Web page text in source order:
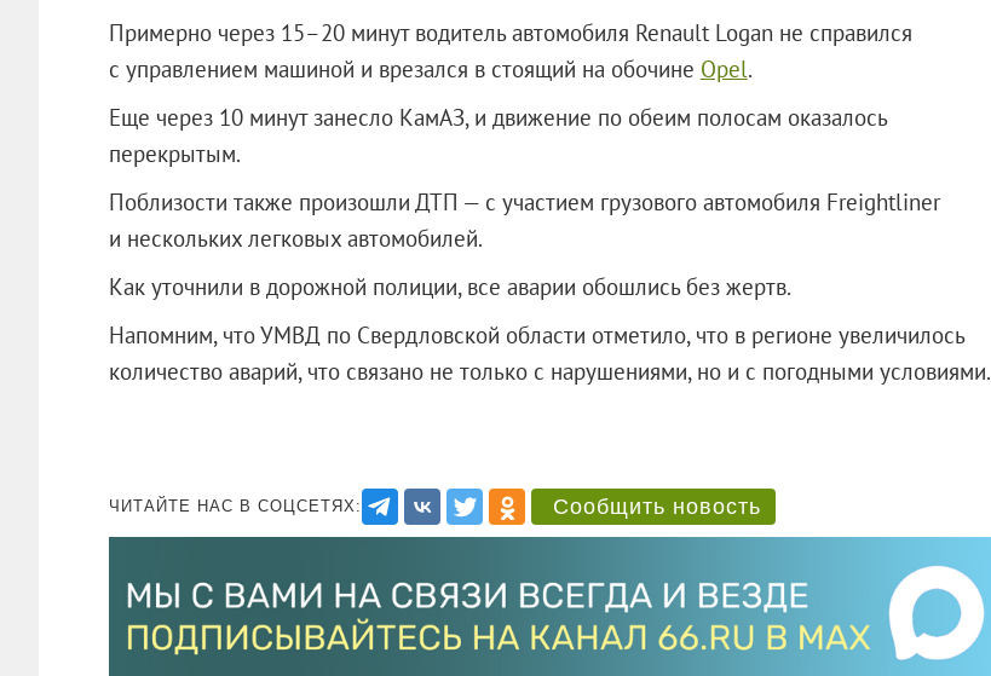
Примерно через 15–20 минут водитель автомобиля Renault Logan не справился
с управлением машиной и врезался в стоящий на обочине Opel.
Еще через 10 минут занесло КамАЗ, и движение по обеим полосам оказалось
перекрытым.
Поблизости также произошли ДТП — с участием грузового автомобиля Freightliner
и нескольких легковых автомобилей.
Как уточнили в дорожной полиции, все аварии обошлись без жертв.
Напомним, что УМВД по Свердловской области отметило, что в регионе увеличилось
количество аварий, что связано не только с нарушениями, но и с погодными условиями.
ЧИТАЙТЕ НАС В СОЦСЕТЯХ: Сообщить новость